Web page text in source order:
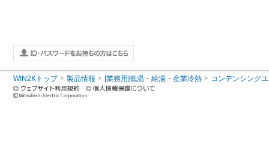
WIN2Kトップ 製品情報 [業務用]低温・給湯・産業冷熱 コンデンシング